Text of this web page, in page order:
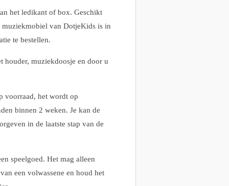
het ledikant of box. Geschikt
van DotjeKids is in
te bestellen.
houder, muziekdoosje en door u
voorraad, het wordt op
binnen 2 weken. Je kan de
in de laatste stap van de
speelgoed. Het mag alleen
een volwassene en houd het